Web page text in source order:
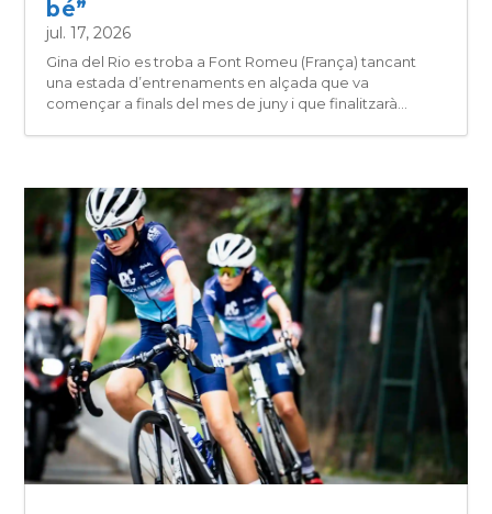
bé”
jul. 17, 2026
Gina del Rio es troba a Font Romeu (França) tancant
una estada d’entrenaments en alçada que va
començar a finals del mes de juny i que finalitzarà...